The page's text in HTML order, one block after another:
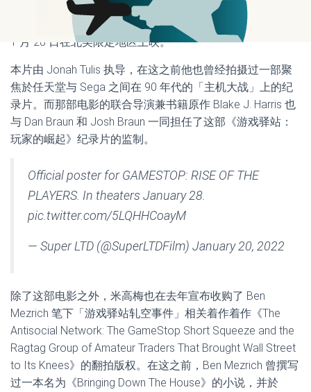
般玩家意识到自己在集结起来後能够形成什麽样的力量」片
商 Super LTD 在纪录片的介绍栏中写道，并证实了本片将於
1 月 28 日在北美限定地区上映。
本片由 Jonah Tulis 执导，在这之前他也曾经拍摄过一部聚
焦於任天堂与 Sega 之间在 90 年代的「主机大战」上的纪
录片。而那部电影的联合导演兼书籍原作 Blake J. Harris 也
与 Dan Braun 和 Josh Braun 一同担任了这部《游戏驿站：
玩家的崛起》纪录片的监制。
Official poster for GAMESTOP: RISE OF THE
PLAYERS. In theaters January 28.
pic.twitter.com/5LQHHCoayM
— Super LTD (@SuperLTDFilm) January 20, 2022
除了这部电影之外，米高梅也在去年宣布收购了 Ben
Mezrich 笔下「游戏驿站轧空事件」相关着作着作《The
Antisocial Network: The GameStop Short Squeeze and the
Ragtag Group of Amateur Traders That Brought Wall Street
to Its Knees》的翻拍版权。在这之前，Ben Mezrich 曾撰写
过一本名为《Bringing Down The House》的小说，并於